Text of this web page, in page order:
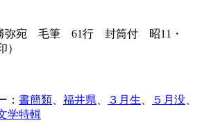
弥宛 毛筆 61行 封筒付 昭11・
）
： 書簡類 福井県 ３月生 ５月没
学特輯